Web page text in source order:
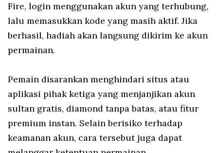
Fire, login menggunakan akun yang terhubung,
lalu memasukkan kode yang masih aktif. Jika
berhasil, hadiah akan langsung dikirim ke akun
permainan.
Pemain disarankan menghindari situs atau
aplikasi pihak ketiga yang menjanjikan akun
sultan gratis, diamond tanpa batas, atau fitur
premium instan. Selain berisiko terhadap
keamanan akun, cara tersebut juga dapat